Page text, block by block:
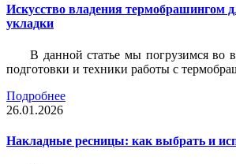
Искусство владения термобрашингом
укладки
В данной статье мы погрузимся во
подготовки и техники работы с
Подробнее
26.01.2026
Накладные ресницы: как выбрать и